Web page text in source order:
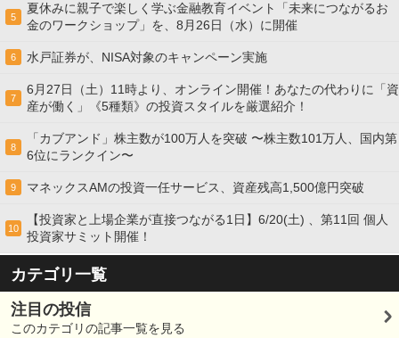
5
夏休みに親子で楽しく学ぶ金融教育イベント「未来につながるお
金のワークショップ」を、8月26日（水）に開催
6 水戸証券が、NISA対象のキャンペーン実施
7
6月27日（土）11時より、オンライン開催！あなたの代わりに「資
産が働く」《5種類》の投資スタイルを厳選紹介！
8
「カブアンド」株主数が100万人を突破 〜株主数101万人、国内第
6位にランクイン〜
9 マネックスAMの投資一任サービス、資産残高1,500億円突破
10
【投資家と上場企業が直接つながる1日】6/20(土) 、第11回 個人
投資家サミット開催！
カテゴリ一覧
注目の投信
このカテゴリの記事一覧を見る